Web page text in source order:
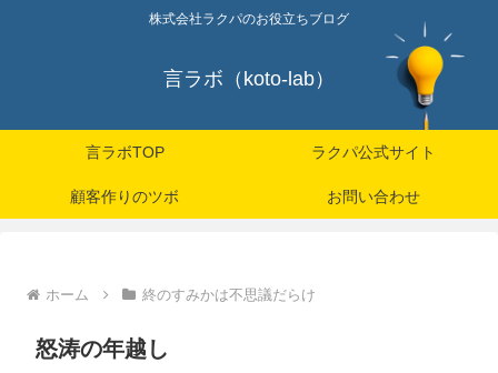
株式会社ラクパのお役立ちブログ
言ラボ（koto-lab）
言ラボTOP ラクパ公式サイト
顧客作りのツボ お問い合わせ
ホーム 終のすみかは不思議だらけ
怒涛の年越し